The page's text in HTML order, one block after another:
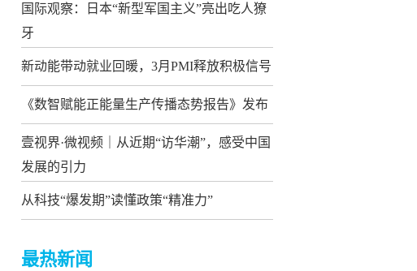
国际观察：日本“新型军国主义”亮出吃人獠
牙
新动能带动就业回暖，3月PMI释放积极信号
《数智赋能正能量生产传播态势报告》发布
壹视界·微视频｜从近期“访华潮”，感受中国
发展的引力
从科技“爆发期”读懂政策“精准力”
最热新闻